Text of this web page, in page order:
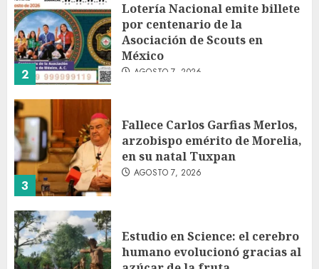
2
Lotería Nacional emite billete
por centenario de la
Asociación de Scouts en
México
AGOSTO 7, 2026
3
Fallece Carlos Garfias Merlos,
arzobispo emérito de Morelia,
en su natal Tuxpan
AGOSTO 7, 2026
Estudio en Science: el cerebro
humano evolucionó gracias al